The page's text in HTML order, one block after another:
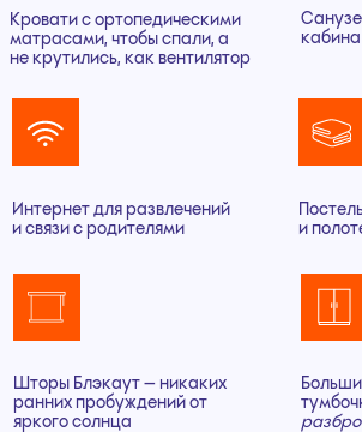
Забронировать
ОРГАНИЗОВАННЫЕ ГРУППЫ
коллективе на новом уровне!
Идеальный вариант для тех, кто хочет
сменить обстановку и даже внедрить
свою программу в уникальной среде.
Сделайте это на базе нашего курорта,
и вы останетесь довольны результатом.